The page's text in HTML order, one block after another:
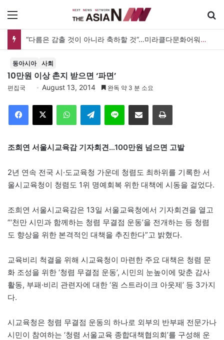
“다름은 감출 것이 아니라 축하할 것”…미라클다문화어워드가 그리는 ‘공존’의 미래
동아시아 사회
10만원 이상 촌지 받으면 ‘파면’
편집국 August 13, 2014 완독 약 3 분 소요
Telegram 이메일
조희연 서울시교육감 기자회견…100만원 넘으면 고발
2년 연속 전국 시·도교육청 가운데 청렴도 최하위를 기록한 서
울시교육청이 청렴도 1위 명예회복 위한 대책에 시동을 걸었다.
조희연 서울시교육감은 13일 서울교육청에서 기자회견을 열고
“‘천만 시민과 함께하는 청렴 무결점 운동’을 전개하는 등 청렴
도 향상을 위한 본격적인 대책을 추진한다”고 밝혔다.
교육비리 척결을 위해 시교육청이 마련한 주요 대책은 청렴 문
화 조성을 위한 ‘청렴 무결점 운동’, 시민의 눈높이에 맞춘 감사
활동, 부패·비리 관련자에 대한 ‘원 스트라이크 아웃제’ 등 3가지
다.
시교육청은 청렴 무결점 운동의 하나로 외부의 반부패 전문가나
시민이 참여하는 ‘청렴 서울교육 종합대책협의회’를 구성해 운